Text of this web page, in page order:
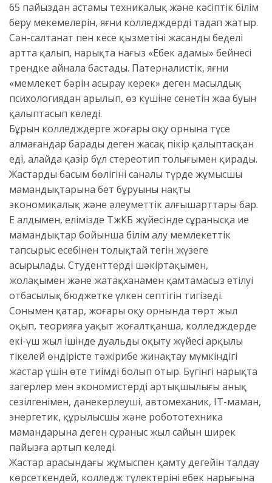
65 пайыздан астамы техникалық және кәсіптік білім
беру мекемелерін, яғни колледждерді таңдап жатыр.
Сән-салтанат пен кеңсе қызметінің жасанды беделі
артта қалып, нарықта нағыз «Еңбек адамы» бейнесі
трендке айнала бастады. Патерналистік, яғни
«мемлекет бәрін асырау керек» деген масылдық
психологиядан арылып, өз күшіне сенетін жаңа буын
қалыптасып келеді.
Бұрын колледждерге жоғары оқу орнына түсе
алмағандар барады деген жаңсақ пікір қалыптасқан
еді, алайда қазір бұл стереотип толығымен қирады.
Жастардың басым бөлігінің саналы түрде жұмысшы
мамандықтарына бет бұруының нақты
экономикалық және әлеуметтік алғышарттары бар.
Ең алдымен, елімізде ТжКБ жүйесінде сұранысқа ие
мамандықтар бойынша білім алу мемлекеттік
тапсырыс есебінен толықтай тегін жүзеге
асырылады. Студенттердің шәкіртақымен,
жолақымен және жатақханамен қамтамасыз етілуі
отбасылық бюджетке үлкен септігін тигізеді.
Сонымен қатар, жоғары оқу орнында төрт жыл
оқып, теорияға уақыт жоғалтқанша, колледждерде
екі-үш жыл ішінде дуальды оқыту жүйесі арқылы
тікелей өндірісте тәжірибе жинақтау мүмкіндігі
жастар үшін өте тиімді болып отыр. Бүгінгі нарықта
заңгерлер мен экономистердің артықшылығы анық
сезілгенімен, дәнекерлеуші, автомеханик, IT-маман,
энергетик, құрылысшы және робототехника
мамандарына деген сұраныс жыл сайын ширек
пайызға артып келеді.
Жастар арасындағы жұмыспен қамту деңгейін талдау
көрсеткендей, колледж түлектерінің еңбек нарығына